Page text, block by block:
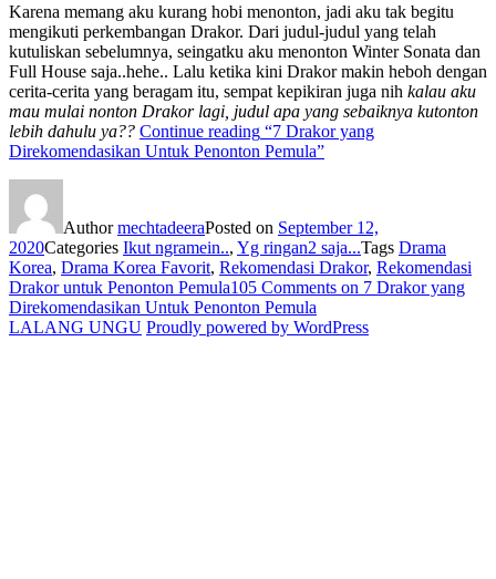
Karena memang aku kurang hobi menonton, jadi aku tak begitu
mengikuti perkembangan Drakor. Dari judul-judul yang telah
kutuliskan sebelumnya, seingatku aku menonton Winter Sonata dan
Full House saja..hehe.. Lalu ketika kini Drakor makin heboh dengan
cerita-cerita yang beragam itu, sempat kepikiran juga nih kalau aku
mau mulai nonton Drakor lagi, judul apa yang sebaiknya kutonton
lebih dahulu ya?? Continue reading “7 Drakor yang
Direkomendasikan Untuk Penonton Pemula”
AuthormechtadeeraPosted on September 12,
2020Categories Ikut ngramein.., Yg ringan2 saja...Tags Drama
Korea, Drama Korea Favorit, Rekomendasi Drakor, Rekomendasi
Drakor untuk Penonton Pemula105 Comments on 7 Drakor yang
Direkomendasikan Untuk Penonton Pemula
LALANG UNGU Proudly powered by WordPress